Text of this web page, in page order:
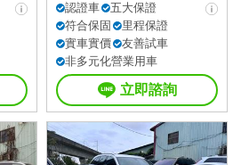
認證車
五大保證
符合保固
里程保證
實車實價
友善試車
非多元化營業用車
立即諮詢